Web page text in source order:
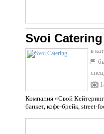
Svoi Catering
в
Компания «Свой
банкет, кофе-брейк, street-